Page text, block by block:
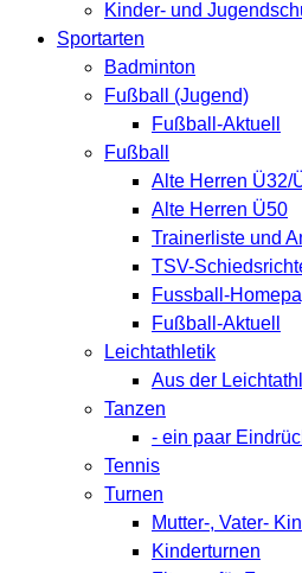
Kinder- und
Sportarten
Badminton
Fußball (Jugend)
Fußball-Aktuell
Fußball
Alte Herren Ü32/
Alte Herren Ü50
Trainerliste und
TSV-
Fussball-
Fußball-Aktuell
Leichtathletik
Aus der
Tanzen
- ein paar
Tennis
Turnen
Mutter-, Vater-
Kinderturnen